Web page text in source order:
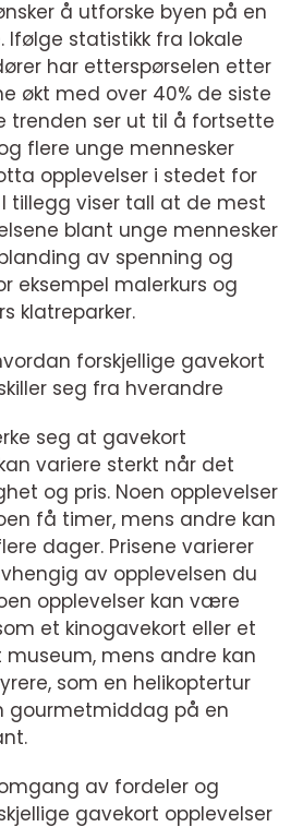
å utforske byen på en
Ifølge statistikk fra lokale
har etterspørselen etter
økt med over 40% de siste
trenden ser ut til å fortsette
flere unge mennesker
opplevelser i stedet for
tillegg viser tall at de mest
blant unge mennesker
av spenning og
eksempel malerkurs og
klatreparker.
forskjellige gavekort
seg fra hverandre
seg at gavekort
variere sterkt når det
og pris. Noen opplevelser
få timer, mens andre kan
dager. Prisene varierer
av opplevelsen du
opplevelser kan være
et kinogavekort eller et
museum, mens andre kan
som en helikoptertur
gourmetmiddag på en
av fordeler og
gavekort opplevelser